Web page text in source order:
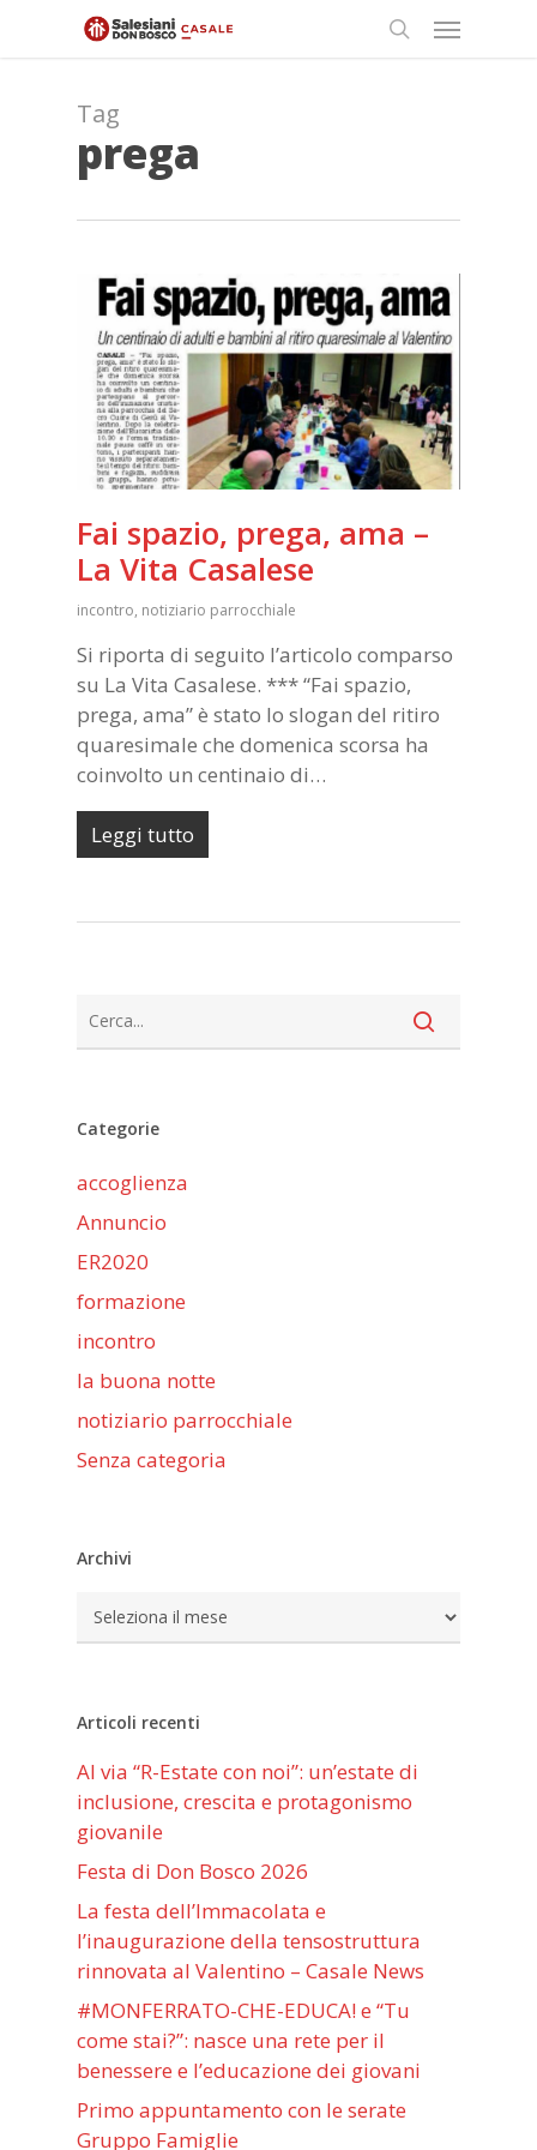
Menu
Tag
prega
Fai spazio, prega, ama –
La Vita Casalese
incontro, notiziario parrocchiale
Si riporta di seguito l’articolo comparso
su La Vita Casalese. *** “Fai spazio,
prega, ama” è stato lo slogan del ritiro
quaresimale che domenica scorsa ha
coinvolto un centinaio di…
Leggi tutto
Categorie
accoglienza
Annuncio
ER2020
formazione
incontro
la buona notte
notiziario parrocchiale
Senza categoria
Archivi
Archivi
Articoli recenti
Al via “R-Estate con noi”: un’estate di
inclusione, crescita e protagonismo
giovanile
Festa di Don Bosco 2026
La festa dell’Immacolata e
l’inaugurazione della tensostruttura
rinnovata al Valentino – Casale News
#MONFERRATO-CHE-EDUCA! e “Tu
come stai?”: nasce una rete per il
benessere e l’educazione dei giovani
Primo appuntamento con le serate
Gruppo Famiglie